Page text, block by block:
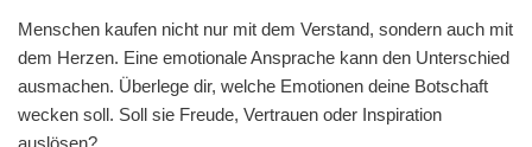
Menschen kaufen nicht nur mit dem Verstand, sondern auch mit
dem Herzen. Eine emotionale Ansprache kann den Unterschied
ausmachen. Überlege dir, welche Emotionen deine Botschaft
wecken soll. Soll sie Freude, Vertrauen oder Inspiration